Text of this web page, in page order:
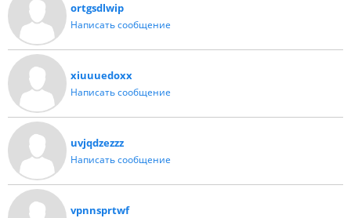
ortgsdlwip
Написать сообщение
xiuuuedoxx
Написать сообщение
uvjqdzezzz
Написать сообщение
vpnnsprtwf